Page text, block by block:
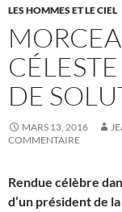
LES HOMMES ET LE CIEL
DE
MARS 13, 2016
COMMENTAIRE
Rendue célèbre
d’un président de